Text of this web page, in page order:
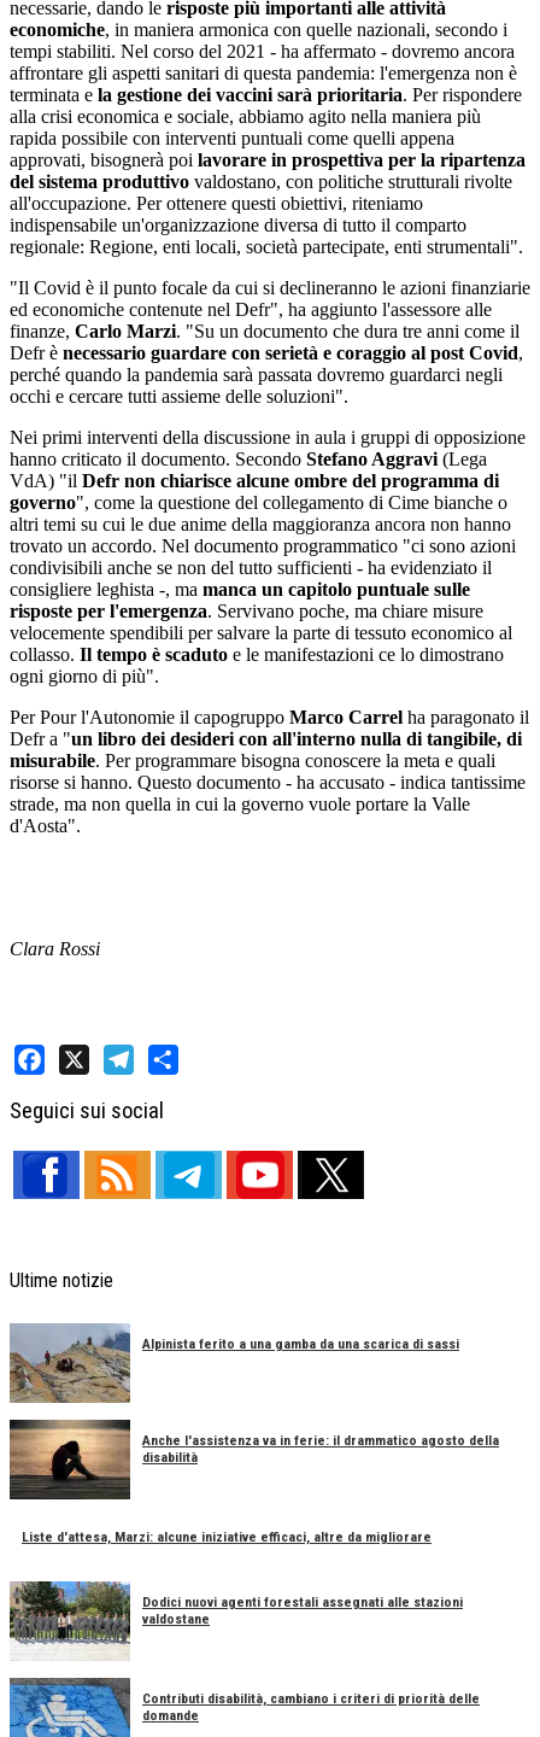
necessarie, dando le risposte più importanti alle attività
economiche, in maniera armonica con quelle nazionali, secondo i
tempi stabiliti. Nel corso del 2021 - ha affermato - dovremo ancora
affrontare gli aspetti sanitari di questa pandemia: l'emergenza non è
terminata e la gestione dei vaccini sarà prioritaria. Per rispondere
alla crisi economica e sociale, abbiamo agito nella maniera più
rapida possibile con interventi puntuali come quelli appena
approvati, bisognerà poi lavorare in prospettiva per la ripartenza
del sistema produttivo valdostano, con politiche strutturali rivolte
all'occupazione. Per ottenere questi obiettivi, riteniamo
indispensabile un'organizzazione diversa di tutto il comparto
regionale: Regione, enti locali, società partecipate, enti strumentali".
"Il Covid è il punto focale da cui si declineranno le azioni finanziarie
ed economiche contenute nel Defr", ha aggiunto l'assessore alle
finanze, Carlo Marzi. "Su un documento che dura tre anni come il
Defr è necessario guardare con serietà e coraggio al post Covid,
perché quando la pandemia sarà passata dovremo guardarci negli
occhi e cercare tutti assieme delle soluzioni".
Nei primi interventi della discussione in aula i gruppi di opposizione
hanno criticato il documento. Secondo Stefano Aggravi(Lega
VdA) "il Defr non chiarisce alcune ombre del programma di
governo", come la questione del collegamento di Cime bianche o
altri temi su cui le due anime della maggioranza ancora non hanno
trovato un accordo. Nel documento programmatico "ci sono azioni
condivisibili anche se non del tutto sufficienti - ha evidenziato il
consigliere leghista -, ma manca un capitolo puntuale sulle
risposte per l'emergenza. Servivano poche, ma chiare misure
velocemente spendibili per salvare la parte di tessuto economico al
collasso. Il tempo è scaduto e le manifestazioni ce lo dimostrano
ogni giorno di più".
Per Pour l'Autonomie il capogruppo Marco Carrel ha paragonato il
Defr a "un libro dei desideri con all'interno nulla di tangibile, di
misurabile. Per programmare bisogna conoscere la meta e quali
risorse si hanno. Questo documento - ha accusato - indica tantissime
strade, ma non quella in cui la governo vuole portare la Valle
d'Aosta".
Clara Rossi
Seguici sui social
Ultime notizie
Alpinista ferito a una gamba da una scarica di sassi
Anche l'assistenza va in ferie: il drammatico agosto della
disabilità
Liste d'attesa, Marzi: alcune iniziative efficaci, altre da migliorare
Dodici nuovi agenti forestali assegnati alle stazioni
valdostane
Contributi disabilità, cambiano i criteri di priorità delle
domande